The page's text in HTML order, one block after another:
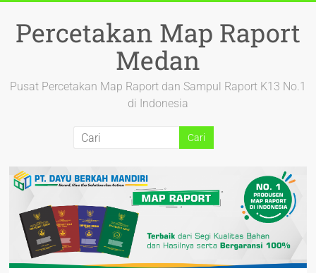
Percetakan Map Raport
Medan
Pusat Percetakan Map Raport dan Sampul Raport K13 No.1
di Indonesia